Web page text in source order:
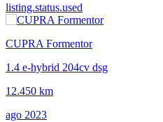
listing.status.used
CUPRA Formentor
1.4 e-hybrid 204cv dsg
12.450 km
ago 2023